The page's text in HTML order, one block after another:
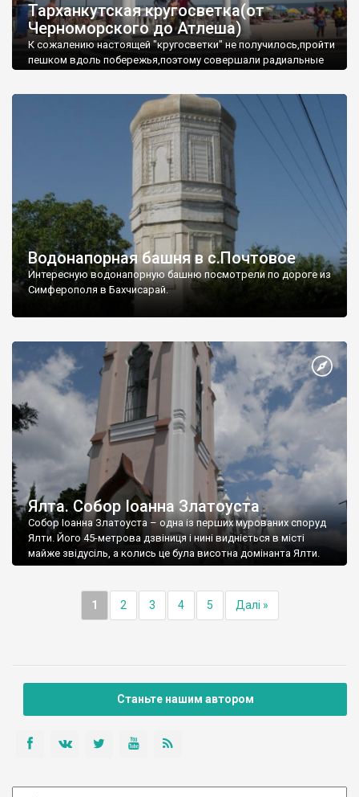
Тарханкутская кругосветка(от
Черноморского до Атлеша)
К сожалению настоящей "кругосветки" не получилось,пройти
пешком вдоль побережья,поэтому совершали радиальные
Водонапорная башня в с.Почтовое
Интересную водонапорную башню посмотрели по дороге из
Симферополя в Бахчисарай.
Ялта. Собор Іоанна Златоуста
Собор Іоанна Златоуста – одна із перших мурованих споруд
Ялти. Його 45-метрова дзвіниця і нині видніється в місті
майже звідусіль, а колись це була висотна домінанта Ялти.
1 2 3 4 5 Далі »
Станьте нашим автором